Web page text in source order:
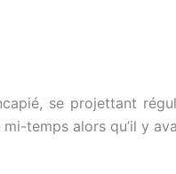
se projettant
temps alors qu’il y